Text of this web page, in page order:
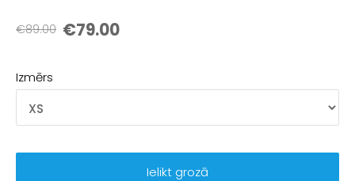
€89.00 €79.00
Izmērs
Ielikt grozā